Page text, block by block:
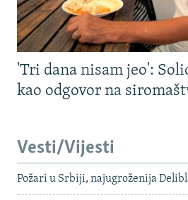
'Tri dana nisam jeo':
kao odgovor na
Vesti/Vijesti
Požari u Srbiji, najugroženija